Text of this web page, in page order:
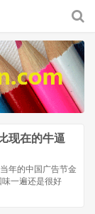
现在的牛逼
年的中国广告节金
一遍还是很好